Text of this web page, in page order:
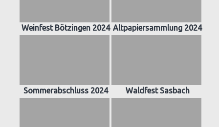
Weinfest Bötzingen 2024 Altpapiersammlung 2024
Sommerabschluss 2024 Waldfest Sasbach